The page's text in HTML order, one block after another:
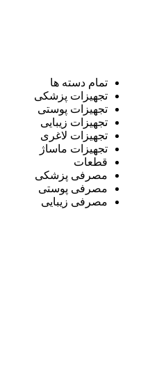
تمام دسته ها
تجهیزات پزشکی
تجهیزات پوستی
تجهیزات زیبایی
تجهیزات لاغری
تجهیزات ماساژ
قطعات
مصرفی پزشکی
مصرفی پوستی
مصرفی زیبایی